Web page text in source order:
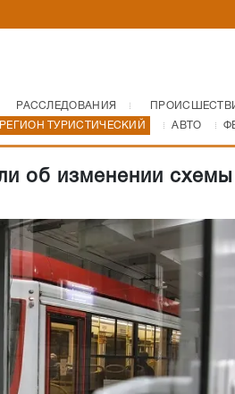
РАССЛЕДОВАНИЯ
РЕГИОН ТУРИСТИЧЕСКИЙ АВТО
об изменении схемы